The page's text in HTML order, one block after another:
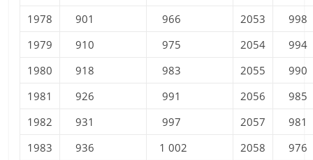
1978 901 966 2053
998
1979
910 975 2054
994
1980
918 983 2055
990
1981
926 991 2056
985
1982
931 997 2057
981
1983
936 1 002 2058
976